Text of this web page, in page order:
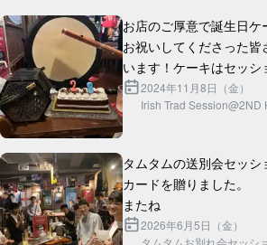
お店のご厚意で誕生日ケ
お祝いしてくださった
います！ケーキはセッ
食べました！
これからも引き続き暖か
2024年11月8日（金）
Irish Trad Session@2ND
タムタムの送別会セッシ
カードを贈りました。
2026年6月5日（金）
タムタムお別れ会セッシ